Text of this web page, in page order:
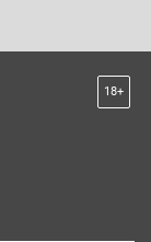
18+